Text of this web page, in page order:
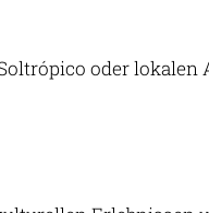
oder lokalen